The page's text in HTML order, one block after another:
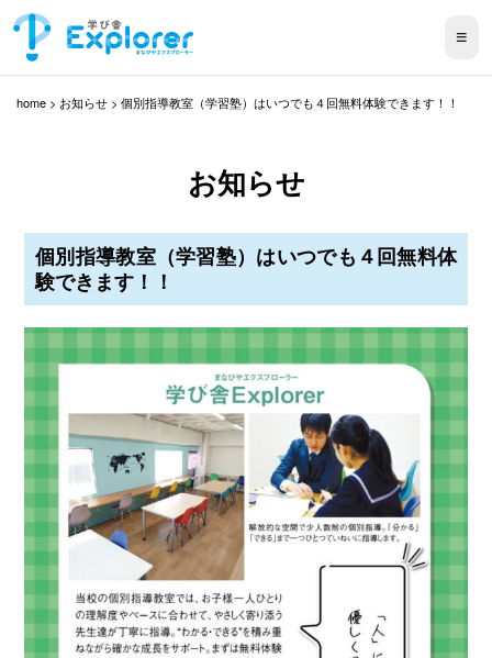
≡
home > お知らせ > 個別指導教室（学習塾）はいつでも４回無料体験できます！！
お知らせ
個別指導教室（学習塾）はいつでも４回無料体
験できます！！